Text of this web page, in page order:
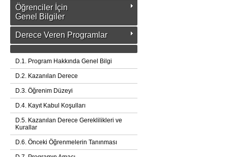
Öğrenciler İçin
Genel Bilgiler
Derece Veren Programlar
D.1. Program Hakkında Genel Bilgi
D.2. Kazanılan Derece
D.3. Öğrenim Düzeyi
D.4. Kayıt Kabul Koşulları
D.5. Kazanılan Derece Gereklilikleri ve
Kurallar
D.6. Önceki Öğrenmelerin Tanınması